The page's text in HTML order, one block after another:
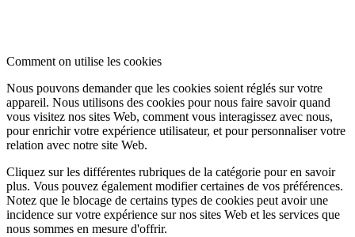
Comment on utilise les cookies
Nous pouvons demander que les cookies soient réglés sur votre
appareil. Nous utilisons des cookies pour nous faire savoir quand
vous visitez nos sites Web, comment vous interagissez avec nous,
pour enrichir votre expérience utilisateur, et pour personnaliser votre
relation avec notre site Web.
Cliquez sur les différentes rubriques de la catégorie pour en savoir
plus. Vous pouvez également modifier certaines de vos préférences.
Notez que le blocage de certains types de cookies peut avoir une
incidence sur votre expérience sur nos sites Web et les services que
nous sommes en mesure d'offrir.